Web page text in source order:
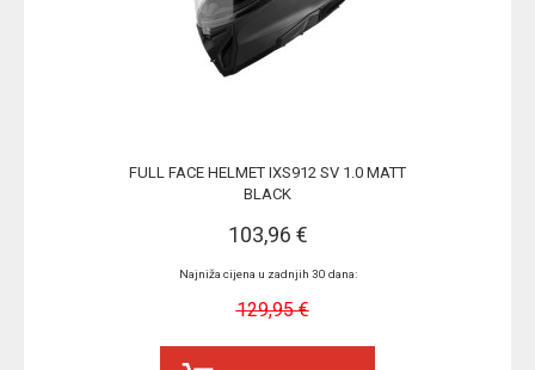
FULL FACE HELMET IXS912 SV 1.0 MATT
BLACK
103,96 €
Najniža cijena u zadnjih 30 dana:
129,95 €